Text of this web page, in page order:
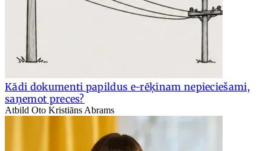
Kādi dokumenti papildus e-rēķinam nepieciešami,
saņemot preces?
Atbild Oto Kristiāns Abrams